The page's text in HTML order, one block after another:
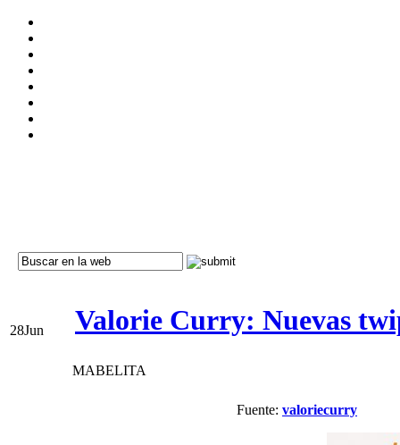
28Jun Valorie Curry: Nuevas
MABELITA
Fuente: valoriecurry